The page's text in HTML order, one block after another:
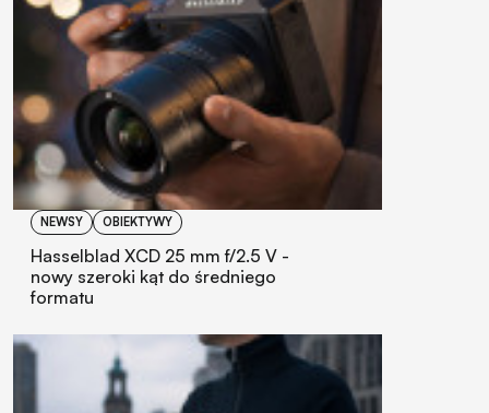
NEWSY OBIEKTYWY
Hasselblad XCD 25 mm f/2.5 V -
nowy szeroki kąt do średniego
formatu